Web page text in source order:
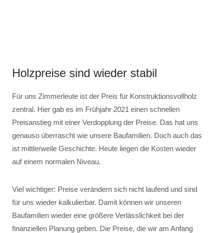
Holzpreise sind wieder stabil
Für uns Zimmerleute ist der Preis für Konstruktionsvollholz
zentral. Hier gab es im Frühjahr 2021 einen schnellen
Preisanstieg mit einer Verdopplung der Preise. Das hat uns
genauso überrascht wie unsere Baufamilien. Doch auch das
ist mittlerweile Geschichte. Heute liegen die Kosten wieder
auf einem normalen Niveau.
Viel wichtiger: Preise verändern sich nicht laufend und sind
für uns wieder kalkulierbar. Damit können wir unseren
Baufamilien wieder eine größere Verlässlichkeit bei der
finanziellen Planung geben. Die Preise, die wir am Anfang